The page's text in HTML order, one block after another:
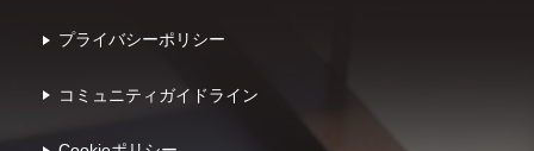
プライバシーポリシー
コミュニティガイドライン